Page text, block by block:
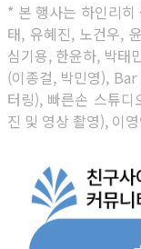
* 본 행사는 하인리
태, 유혜진, 노건우,
심기용, 한윤하, 박태
(이종걸, 박민영),
터링), 빠른손 스튜디
진 및 영상 촬영), 이